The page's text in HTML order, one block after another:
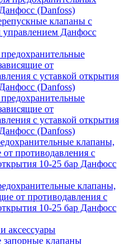
(Danfoss)
клапаны с
Данфосс
от
с уставкой открытия
(Danfoss)
от
с уставкой открытия
(Danfoss)
клапаны,
от противодавления с
10-25 бар Данфосс
клапаны,
от противодавления с
10-25 бар Данфосс
аксессуары
клапаны